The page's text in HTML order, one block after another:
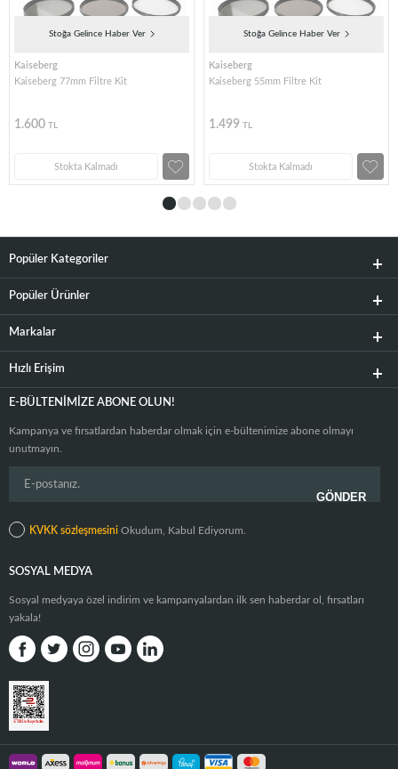
Stoğa Gelince Haber Ver
Kaiseberg
Kaiseberg 77mm Filtre Kit
1.600 TL
Stokta Kalmadı
Stoğa Gelince Haber Ver
Kaiseberg
Kaiseberg 55mm Filtre Kit
1.499 TL
Stokta Kalmadı
Popüler Kategoriler
Popüler Ürünler
Markalar
Hızlı Erişim
E-BÜLTENIMIZE ABONE OLUN!
Kampanya ve fırsatlardan haberdar olmak için e-bültenimize abone olmayı
unutmayın.
KVKK sözleşmesini Okudum, Kabul Ediyorum.
SOSYAL MEDYA
Sosyal medyaya özel indirim ve kampanyalardan ilk sen haberdar ol, fırsatları
yakala!